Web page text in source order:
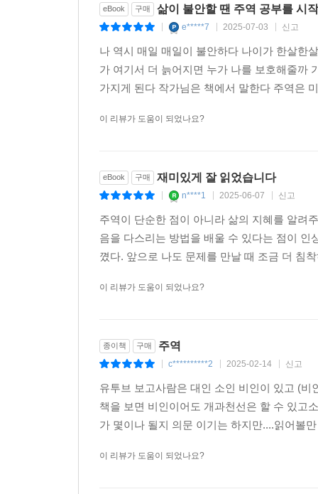
eBook 구매 삶이 불안할 땐 주역 공부를 시
e*****7 2025-07-03 신고
나 역시 매일 매일이 불안하다 나이가 한살한
가 여기서 더 늙어지면 누가 나를 보호해줄까
가지게 된다 작가님은 책에서 말한다 주역은
이 리뷰가 도움이 되었나요?
eBook 구매 재미있게 잘 읽었습니다
n****1 2025-06-07 신고
주역이 단순한 점이 아니라 삶의 지혜를 알려
음을 다스리는 방법을 배울 수 있다는 점이
꼈다. 앞으로 나도 문제를 만날 때 조금 더 침
이 리뷰가 도움이 되었나요?
종이책 구매 주역
c**********2 2025-02-14 신고
유투브 보고사람은 대인 소인 비인이 있고 (
책을 보면 비인이어도 개과천선은 할 수 있고
가 몇이나 될지 의문 이기는 하지만....읽어볼
이 리뷰가 도움이 되었나요?